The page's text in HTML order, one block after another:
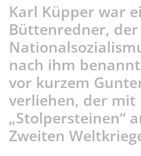
Karl Küpper war
Büttenredner,
nach ihm
vor kurzem
verliehen, der mit
„Stolpersteinen“
Zweiten